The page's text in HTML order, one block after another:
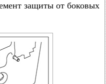
защиты от боковых